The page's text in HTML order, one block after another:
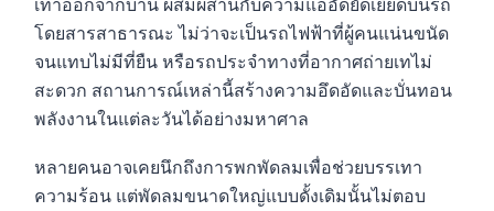
เท้าออกจากบ้าน ผสมผสานกับความแออัดยัดเยียดบนรถ
โดยสารสาธารณะ ไม่ว่าจะเป็นรถไฟฟ้าที่ผู้คนแน่นขนัด
จนแทบไม่มีที่ยืน หรือรถประจำทางที่อากาศถ่ายเทไม่
สะดวก สถานการณ์เหล่านี้สร้างความอึดอัดและบั่นทอน
พลังงานในแต่ละวันได้อย่างมหาศาล
หลายคนอาจเคยนึกถึงการพกพัดลมเพื่อช่วยบรรเทา
ความร้อน แต่พัดลมขนาดใหญ่แบบดั้งเดิมนั้นไม่ตอบ